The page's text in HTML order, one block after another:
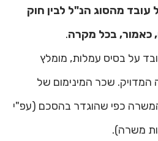
מהסוג הנ"ל לבין חוק
כאמור, בכל מקרה.
על בסיס עמלות, מומלץ
שכר המינימום של
כפי שהוגדר בהסכם (עפ"י
משרה).